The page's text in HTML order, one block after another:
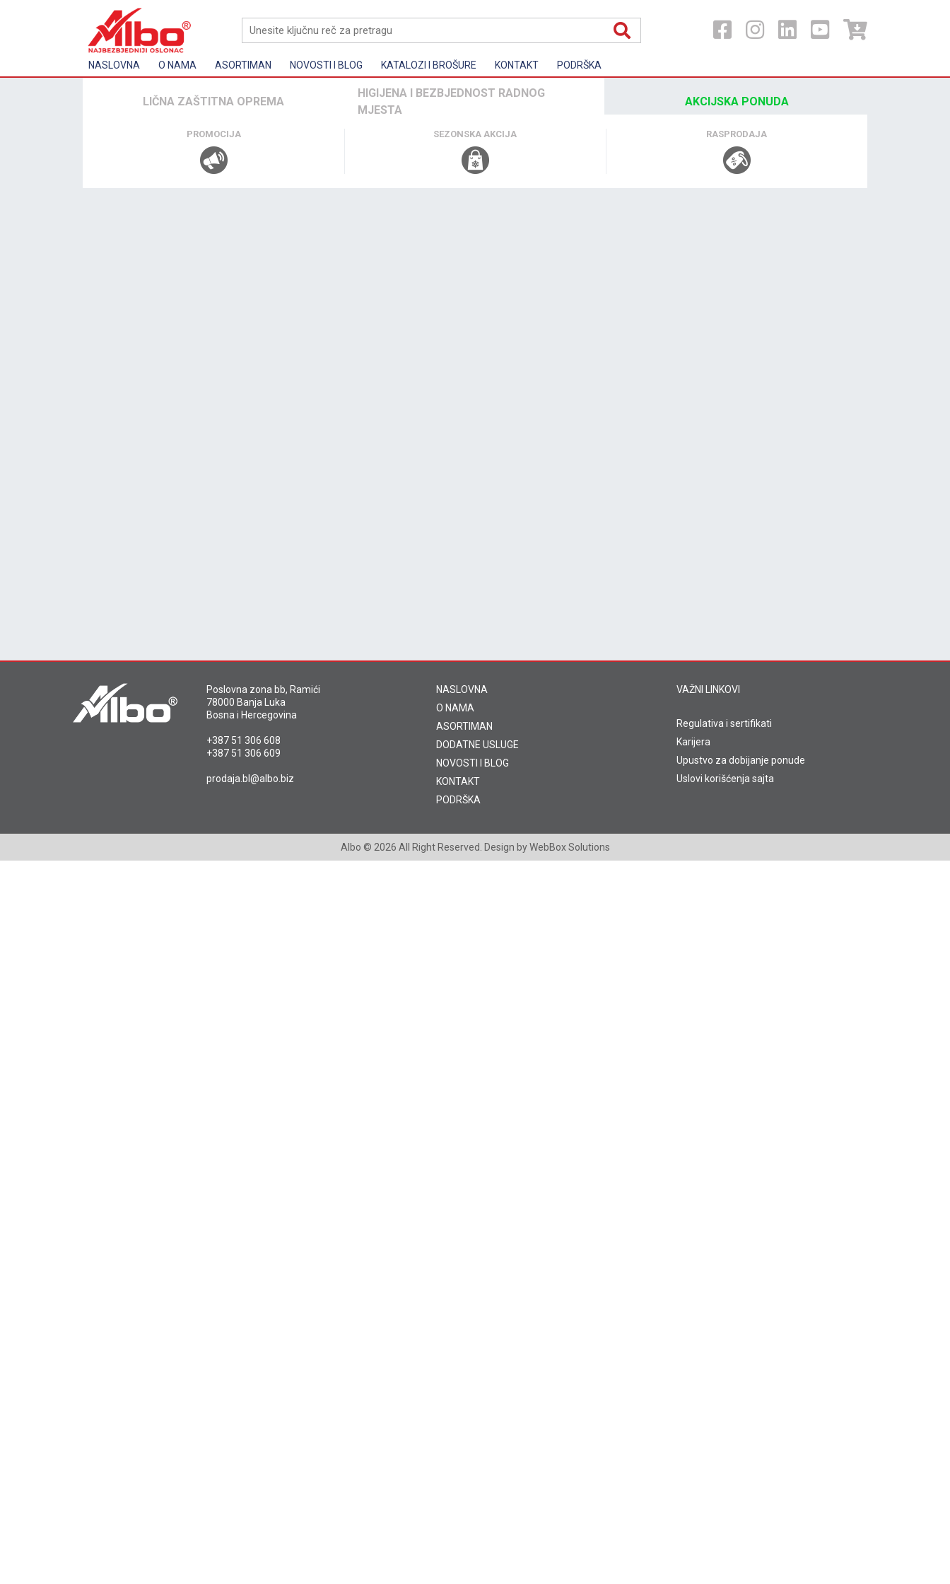
NASLOVNA O NAMA ASORTIMAN NOVOSTI I BLOG KATALOZI I BROŠURE KONTAKT PODRŠKA
LIČNA ZAŠTITNA OPREMA
HIGIJENA I BEZBJEDNOST RADNOG
MJESTA
AKCIJSKA PONUDA
PROMOCIJA SEZONSKA AKCIJA RASPRODAJA
Poslovna zona bb, Ramići
78000 Banja Luka
Bosna i Hercegovina
+387 51 306 608
+387 51 306 609
prodaja.bl@albo.biz
NASLOVNA
O NAMA
ASORTIMAN
DODATNE USLUGE
NOVOSTI I BLOG
KONTAKT
PODRŠKA
VAŽNI LINKOVI
Regulativa i sertifikati
Karijera
Upustvo za dobijanje ponude
Uslovi korišćenja sajta
Albo © 2026 All Right Reserved. Design byWebBox Solutions